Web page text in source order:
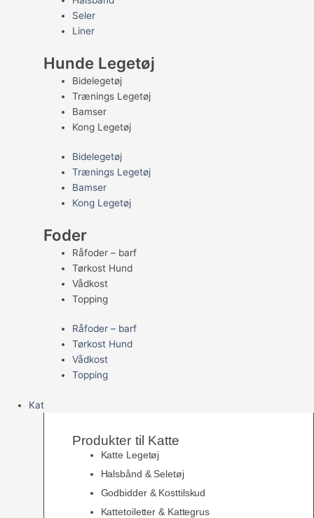
Seler
Liner
Hunde Legetøj
Bidelegetøj
Trænings Legetøj
Bamser
Kong Legetøj
Bidelegetøj
Trænings Legetøj
Bamser
Kong Legetøj
Foder
Råfoder – barf
Tørkost Hund
Vådkost
Topping
Råfoder – barf
Tørkost Hund
Vådkost
Topping
Kat
Produkter til Katte
Katte Legetøj
Halsbånd & Seletøj
Godbidder & Kosttilskud
Kattetoiletter & Kattegrus